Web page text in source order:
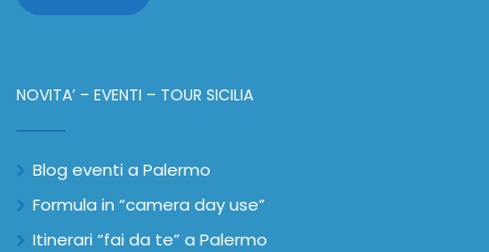
NOVITA’ – EVENTI – TOUR SICILIA
Blog eventi a Palermo
Formula in “camera day use”
Itinerari “fai da te” a Palermo